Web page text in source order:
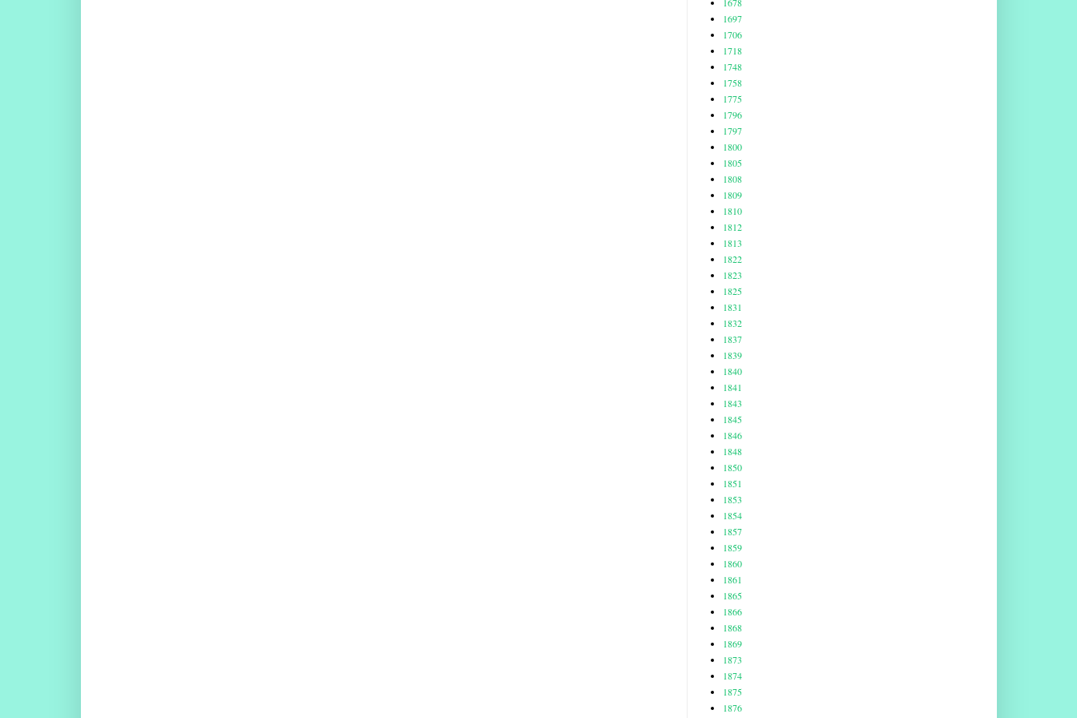
1697
1706
1718
1748
1758
1775
1796
1797
1800
1805
1808
1809
1810
1812
1813
1822
1823
1825
1831
1832
1837
1839
1840
1841
1843
1845
1846
1848
1850
1851
1853
1854
1857
1859
1860
1861
1865
1866
1868
1869
1873
1874
1875
1876